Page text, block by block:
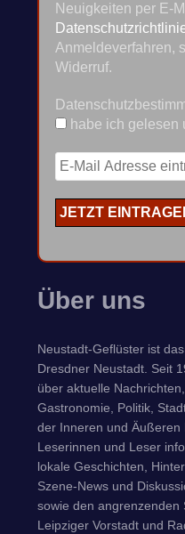
Neuigkeiten per E-
Anmeldeverfahren,
Widerruf.
habe ich gelesen
Über uns
Neustadt-Geflüster ist
Dresdner Neustadt. Seit
über aktuelle
Gastronomie, Politik,
der Inneren und
Leserinnen und Leser
lokale Geschichten,
Szene-News und
sowie den angrenzenden
Leipziger Vorstadt und